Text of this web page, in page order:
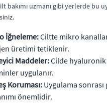
bakımı uzmanı gibi yerlerde bu
İğneleme:Ciltte mikro
üretimi tetiklenir.
Maddeler:Cilde hyaluronik
uygulanır.
Koruması: Uygulama
önemlidir.